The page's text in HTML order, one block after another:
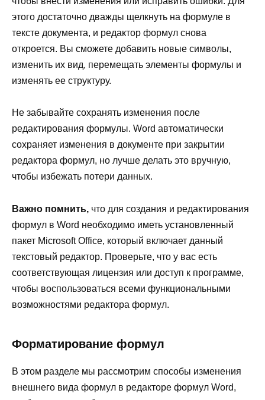
этого достаточно дважды щелкнуть на формуле в
тексте документа, и редактор формул снова
откроется. Вы сможете добавить новые символы,
изменить их вид, перемещать элементы формулы и
изменять ее структуру.
Не забывайте сохранять изменения после
редактирования формулы. Word автоматически
сохраняет изменения в документе при закрытии
редактора формул, но лучше делать это вручную,
чтобы избежать потери данных.
Важно помнить, что для создания и редактирования
формул в Word необходимо иметь установленный
пакет Microsoft Office, который включает данный
текстовый редактор. Проверьте, что у вас есть
соответствующая лицензия или доступ к программе,
чтобы воспользоваться всеми функциональными
возможностями редактора формул.
Форматирование формул
В этом разделе мы рассмотрим способы изменения
внешнего вида формул в редакторе формул Word,